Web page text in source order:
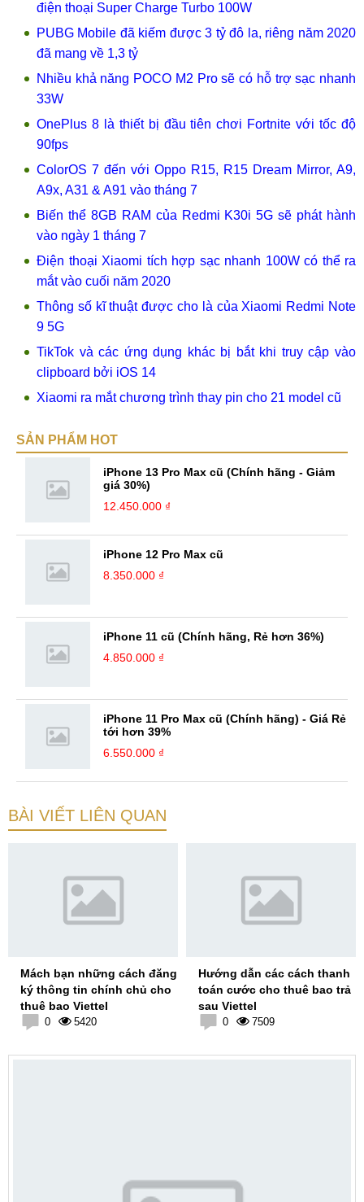
điện thoại Super Charge Turbo 100W
PUBG Mobile đã kiếm được 3 tỷ đô la, riêng năm 2020
đã mang về 1,3 tỷ
Nhiều khả năng POCO M2 Pro sẽ có hỗ trợ sạc nhanh
33W
OnePlus 8 là thiết bị đầu tiên chơi Fortnite với tốc độ
90fps
ColorOS 7 đến với Oppo R15, R15 Dream Mirror, A9,
A9x, A31 & A91 vào tháng 7
Biến thể 8GB RAM của Redmi K30i 5G sẽ phát hành
vào ngày 1 tháng 7
Điện thoại Xiaomi tích hợp sạc nhanh 100W có thể ra
mắt vào cuối năm 2020
Thông số kĩ thuật được cho là của Xiaomi Redmi Note
9 5G
TikTok và các ứng dụng khác bị bắt khi truy cập vào
clipboard bởi iOS 14
Xiaomi ra mắt chương trình thay pin cho 21 model cũ
SẢN PHẨM HOT
iPhone 13 Pro Max cũ (Chính hãng - Giảm
giá 30%)
12.450.000 ₫
iPhone 12 Pro Max cũ
8.350.000 ₫
iPhone 11 cũ (Chính hãng, Rẻ hơn 36%)
4.850.000 ₫
iPhone 11 Pro Max cũ (Chính hãng) - Giá Rẻ
tới hơn 39%
6.550.000 ₫
BÀI VIẾT LIÊN QUAN
Mách bạn những cách đăng
ký thông tin chính chủ cho
thuê bao Viettel
0 5420
Hướng dẫn các cách thanh
toán cước cho thuê bao trả
sau Viettel
0 7509